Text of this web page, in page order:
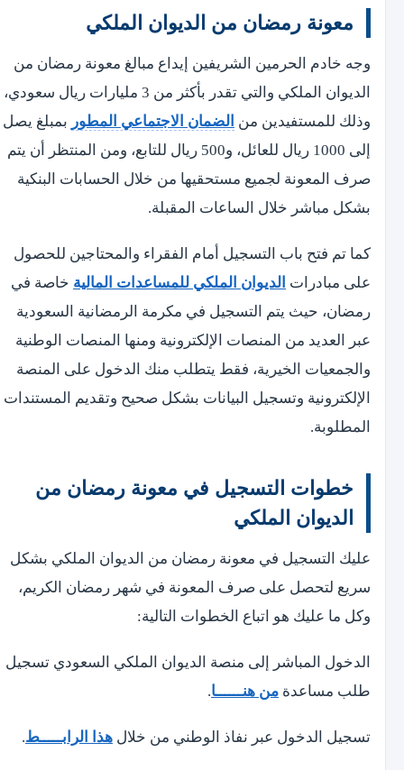
معونة رمضان من الديوان الملكي
وجه خادم الحرمين الشريفين إيداع مبالغ معونة رمضان من
الديوان الملكي والتي تقدر بأكثر من 3 مليارات ريال سعودي،
وذلك للمستفيدين من الضمان الاجتماعي المطور بمبلغ يصل
إلى 1000 ريال للعائل، و500 ريال للتابع، ومن المنتظر أن يتم
صرف المعونة لجميع مستحقيها من خلال الحسابات البنكية
بشكل مباشر خلال الساعات المقبلة.
كما تم فتح باب التسجيل أمام الفقراء والمحتاجين للحصول
على مبادرات الديوان الملكي للمساعدات المالية خاصة في
رمضان، حيث يتم التسجيل في مكرمة الرمضانية السعودية
عبر العديد من المنصات الإلكترونية ومنها المنصات الوطنية
والجمعيات الخيرية، فقط يتطلب منك الدخول على المنصة
الإلكترونية وتسجيل البيانات بشكل صحيح وتقديم المستندات
المطلوبة.
خطوات التسجيل في معونة رمضان من
الديوان الملكي
عليك التسجيل في معونة رمضان من الديوان الملكي بشكل
سريع لتحصل على صرف المعونة في شهر رمضان الكريم،
وكل ما عليك هو اتباع الخطوات التالية:
الدخول المباشر إلى منصة الديوان الملكي السعودي تسجيل
طلب مساعدة من هنــــــا.
تسجيل الدخول عبر نفاذ الوطني من خلال هذا الرابـــــط.